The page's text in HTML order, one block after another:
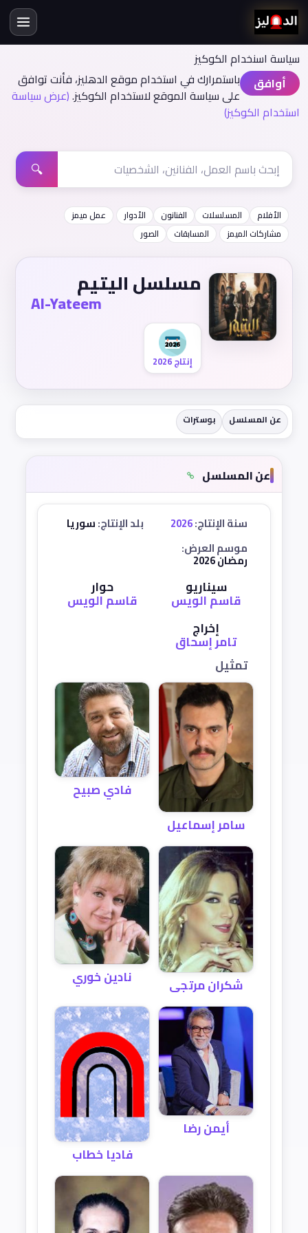
سياسة اسنخدام الكوكيز
أوافق
باستمرارك في استخدام موقع الدهليز، فأنت توافق
على سياسة الموقع لاستخدام الكوكيز.(عرض سياسة
استخدام الكوكيز)
🔍
الأفلام المسلسلات الفنانون الأدوار
عمل ميمز
مشاركات الميمز
المسابقات الصور
مسلسل اليتيم
Al-Yateem
إنتاج 2026
عن المسلسل بوسترات
عن المسلسل
سنة الإنتاج:2026 بلد الإنتاج:سوريا
موسم العرض:
رمضان 2026
سيناريو
قاسم الويس
حوار
قاسم الويس
إخراج
تامر إسحاق
تمثيل
سامر إسماعيل
فادي صبيح
شكران مرتجى نادين خوري
أيمن رضا
فاديا خطاب